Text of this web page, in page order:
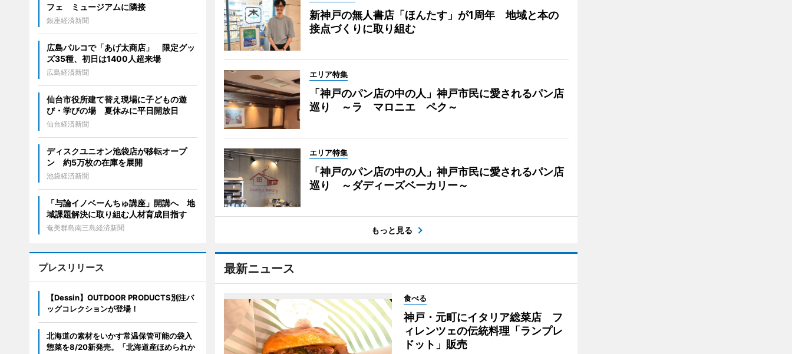
新神戸の無人書店「ほんたす」が1周年 地域と本の
接点づくりに取り組む
エリア特集
「神戸のパン店の中の人」神戸市民に愛されるパン店
巡り ～ラ マロニエ ペク～
エリア特集
「神戸のパン店の中の人」神戸市民に愛されるパン店
巡り ～ダディーズベーカリー～
もっと見る
最新ニュース
食べる
神戸・元町にイタリア総菜店 フ
ィレンツェの伝統料理「ランプレ
ドット」販売
フェ ミュージアムに隣接
銀座経済新聞
広島パルコで「あげ太商店」 限定グッ
ズ35種、初日は1400人超来場
広島経済新聞
仙台市役所建て替え現場に子どもの遊
び・学びの場 夏休みに平日開放日
仙台経済新聞
ディスクユニオン池袋店が移転オープ
ン 約5万枚の在庫を展開
池袋経済新聞
「与論イノベーんちゅ講座」開講へ 地
域課題解決に取り組む人材育成目指す
奄美群島南三島経済新聞
プレスリリース
【Dessin】OUTDOOR PRODUCTS別注バ
ッグコレクションが登場！
北海道の素材をいかす常温保管可能の袋入
惣菜を8/20新発売。「北海道産ほめられか